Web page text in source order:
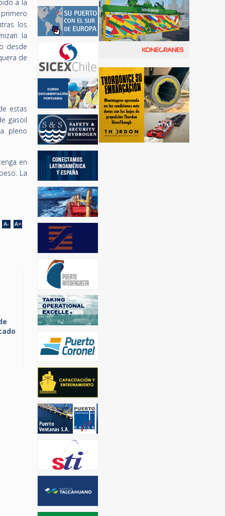
a la
los
la
desde
de
estas
gasoil
pleno
en
La